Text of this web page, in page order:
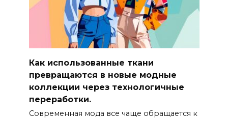
Как использованные ткани
превращаются в новые модные
коллекции через технологичные
переработки.
Современная мода все чаще обращается к